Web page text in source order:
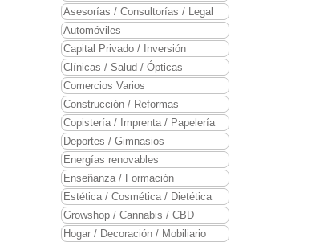
Asesorías / Consultorías / Legal
Automóviles
Capital Privado / Inversión
Clínicas / Salud / Ópticas
Comercios Varios
Construcción / Reformas
Copistería / Imprenta / Papelería
Deportes / Gimnasios
Energías renovables
Enseñanza / Formación
Estética / Cosmética / Dietética
Growshop / Cannabis / CBD
Hogar / Decoración / Mobiliario